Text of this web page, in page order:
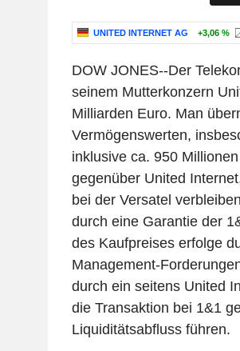
UNITED INTERNET AG +3,06 %
DOW JONES--Der
seinem Mutterkonzern
Milliarden Euro. Man
Vermögenswerten,
inklusive ca. 950
gegenüber United
bei der Versatel
durch eine Garantie der
des Kaufpreises erfolge
Management-
durch ein seitens United
die Transaktion bei 1&1
Liquiditätsabfluss führen.